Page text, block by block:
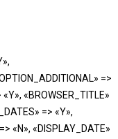
=>
«BROWSER_TITLE»
=> «Y»,
«N», «DISPLAY_DATE»